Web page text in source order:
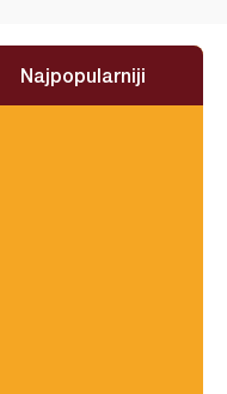
Najpopularniji